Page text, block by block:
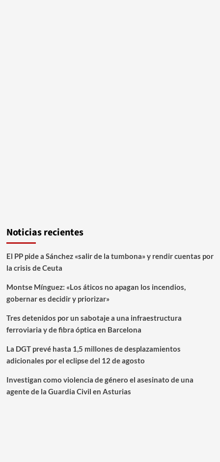
Noticias recientes
El PP pide a Sánchez «salir de la tumbona» y rendir cuentas por
la crisis de Ceuta
Montse Mínguez: «Los áticos no apagan los incendios,
gobernar es decidir y priorizar»
Tres detenidos por un sabotaje a una infraestructura
ferroviaria y de fibra óptica en Barcelona
La DGT prevé hasta 1,5 millones de desplazamientos
adicionales por el eclipse del 12 de agosto
Investigan como violencia de género el asesinato de una
agente de la Guardia Civil en Asturias